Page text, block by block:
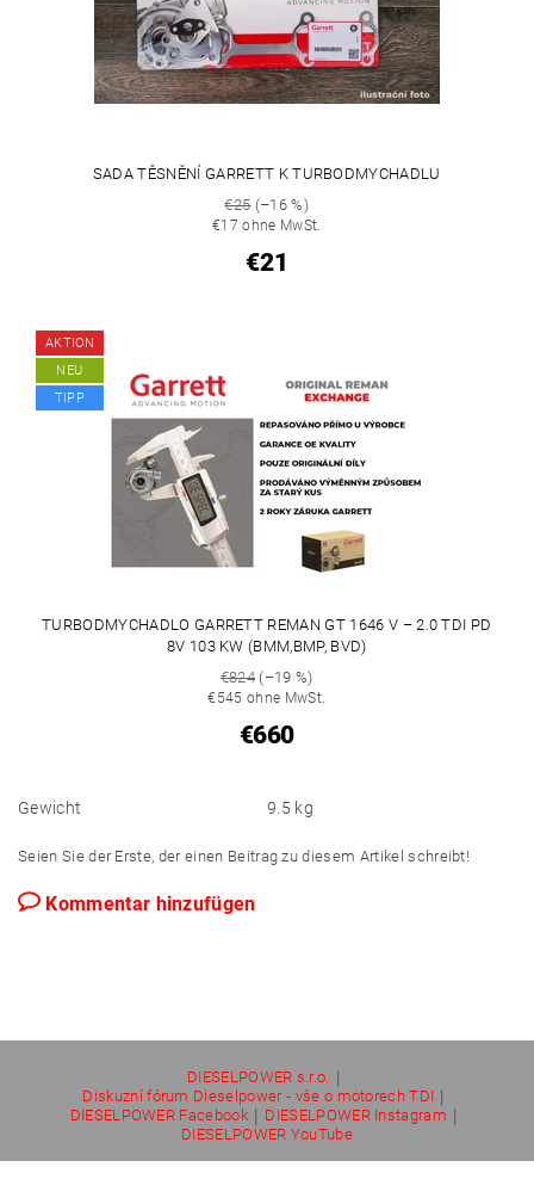
SADA TĚSNĚNÍ GARRETT K TURBODMYCHADLU
€25(–16 %)
€17 ohne MwSt.
€21
AKTION
NEU
TIPP
TURBODMYCHADLO GARRETT REMAN GT 1646 V – 2.0 TDI PD
8V 103 KW (BMM,BMP, BVD)
€824 (–19 %)
€545 ohne MwSt.
€660
Gewicht 9.5 kg
Seien Sie der Erste, der einen Beitrag zu diesem Artikel schreibt!
Kommentar hinzufügen
DIESELPOWER s.r.o. |
Diskuzní fórum Dieselpower - vše o motorech TDI |
DIESELPOWER Facebook | DIESELPOWER Instagram |
DIESELPOWER YouTube